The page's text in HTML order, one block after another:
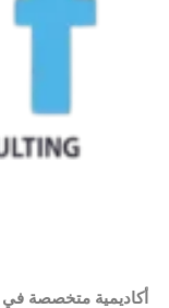
أكاديمية متخصصة في